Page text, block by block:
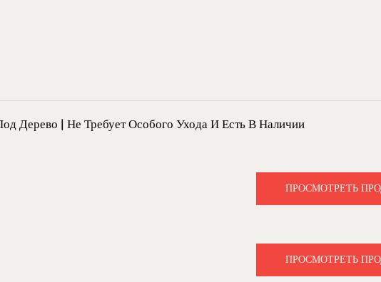
Дерево | Не Требует Особого Ухода И Есть В Наличии
ПРОСМОТРЕТЬ
ПРОСМОТРЕТЬ